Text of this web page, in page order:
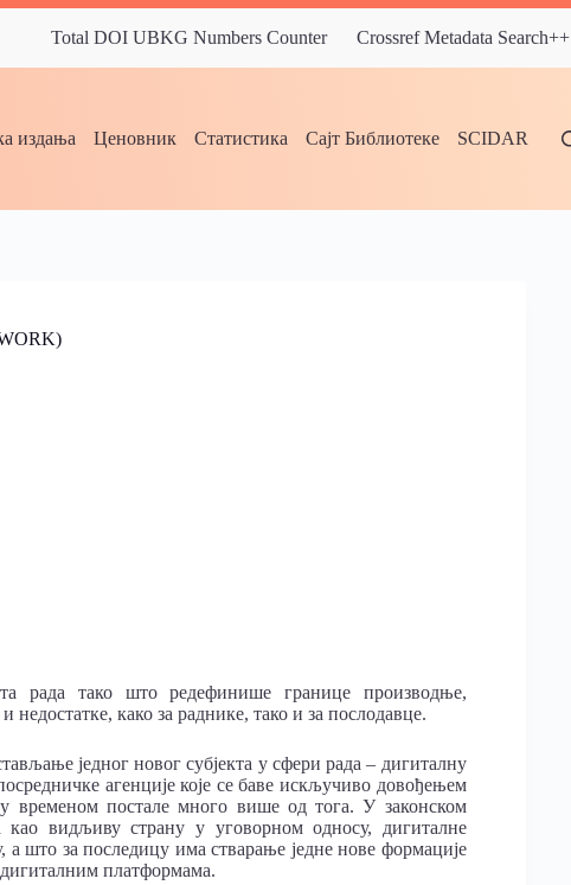
Total DOI UBKG Numbers Counter Crossref Metadata Search++
издања Ценовник Статистика Сајт Библиотеке SCIDAR
рада тако што редефинише границе производње,
како за раднике, тако и за послодавце.
једног новог субјекта у сфери рада – дигиталну
агенције које се баве искључиво довођењем
временом постале много више од тога. У законском
видљиву страну у уговорном односу, дигиталне
што за последицу има стварање једне нове формације
платформама.